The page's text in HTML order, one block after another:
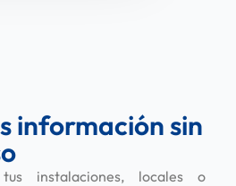
información sin
instalaciones, locales o